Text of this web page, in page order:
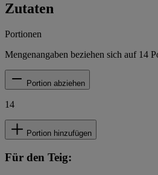
Zutaten
Portionen
Mengenangaben beziehen sich auf 14
Portion abziehen
14
Portion hinzufügen
Für den Teig: